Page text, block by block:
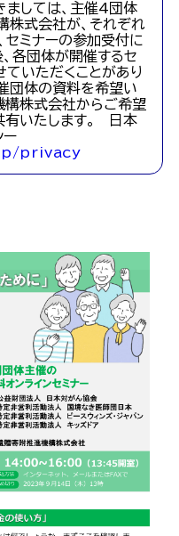
しては、主催4団体
株式会社が、それぞれ
セミナーの参加受付に
各団体が開催するセ
いただくことがあり
団体の資料を希望い
構株式会社からご希望
有いたします。 日本
ー
privacy